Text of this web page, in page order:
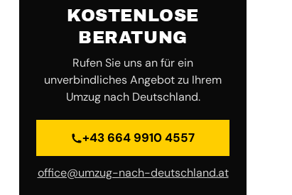
KOSTENLOSE
BERATUNG
Rufen Sie uns an für ein
unverbindliches Angebot zu Ihrem
Umzug nach Deutschland.
+43 664 9910 4557
office@umzug-nach-deutschland.at